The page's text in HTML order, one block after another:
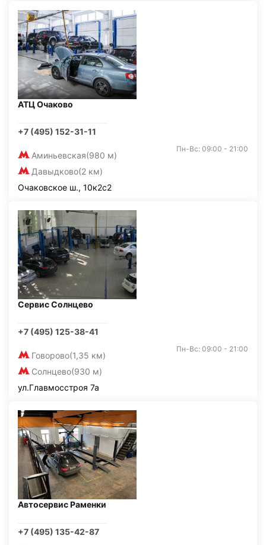
АТЦ Очаково
+7 (495) 152-31-11
Аминьевская(980 м)
Давыдково(2 км)
Пн-Вс: 09:00 - 21:00
Очаковское ш., 10к2с2
Сервис Солнцево
+7 (495) 125-38-41
Говорово(1,35 км)
Солнцево(930 м)
Пн-Вс: 09:00 - 21:00
ул.Главмосстроя 7а
Автосервис Раменки
+7 (495) 135-42-87